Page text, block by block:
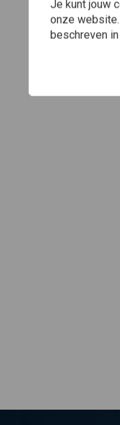
Je kunt jouw
onze
beschreven